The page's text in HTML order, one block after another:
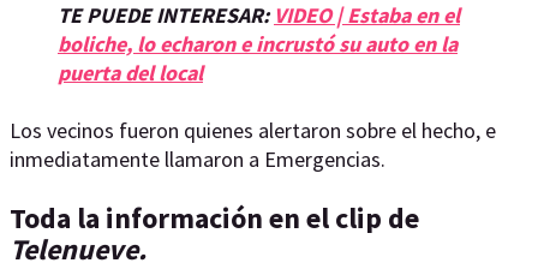
TE PUEDE INTERESAR:VIDEO | Estaba en el
boliche, lo echaron e incrustó su auto en la
puerta del local
Los vecinos fueron quienes alertaron sobre el hecho, e
inmediatamente llamaron a Emergencias.
Toda la información en el clip de
Telenueve.